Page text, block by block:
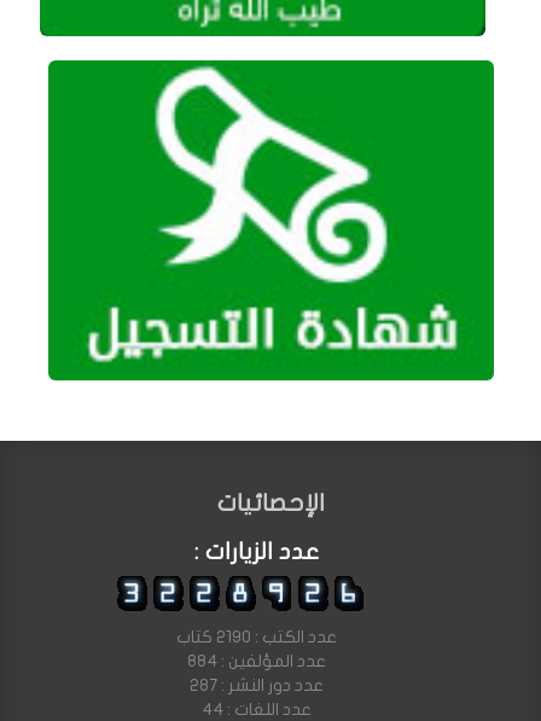
الإحصائيات
عدد الزيارات :
عدد الكتب : 2190 كتاب
عدد المؤلفين : 884
عدد دور النشر : 287
عدد اللغات : 44